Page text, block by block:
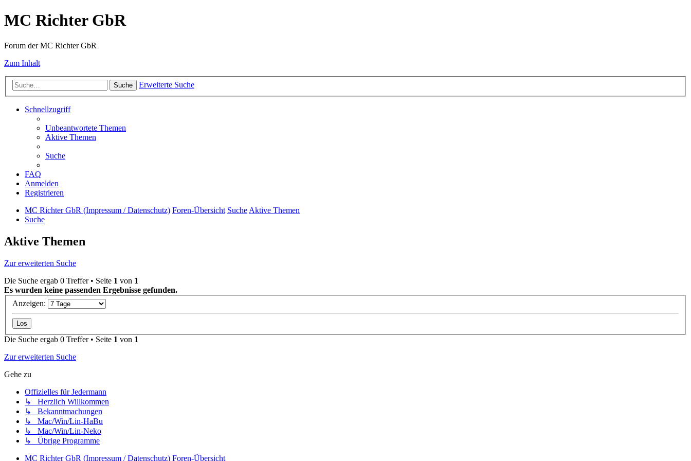
MC Richter GbR
Forum der MC Richter GbR
Zum Inhalt
Suche Erweiterte Suche
Schnellzugriff
Unbeantwortete Themen
Aktive Themen
Suche
FAQ
Anmelden
Registrieren
MC Richter GbR (Impressum / Datenschutz) Foren-Übersicht SucheAktive Themen
Suche
Aktive Themen
Zur erweiterten Suche
Die Suche ergab 0 Treffer • Seite 1 von 1
Es wurden keine passenden Ergebnisse gefunden.
Anzeigen:
Die Suche ergab 0 Treffer • Seite 1 von 1
Zur erweiterten Suche
Gehe zu
Offizielles für Jedermann
↳ Herzlich Willkommen
↳ Bekanntmachungen
↳ Mac/Win/Lin-HaBu
↳ Mac/Win/Lin-Neko
↳ Übrige Programme
MC Richter GbR (Impressum / Datenschutz) Foren-Übersicht